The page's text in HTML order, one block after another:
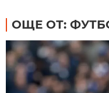
ОЩЕ ОТ: